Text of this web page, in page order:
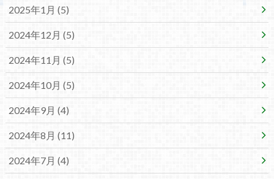
2025年1月 (5)
2024年12月 (5)
2024年11月 (5)
2024年10月 (5)
2024年9月 (4)
2024年8月 (11)
2024年7月 (4)